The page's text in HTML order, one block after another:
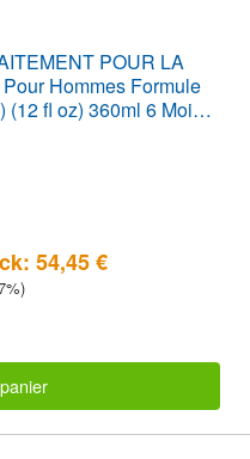
POUR LA
Hommes Formule
(12 fl oz) 360ml 6 Mois
54,45 €